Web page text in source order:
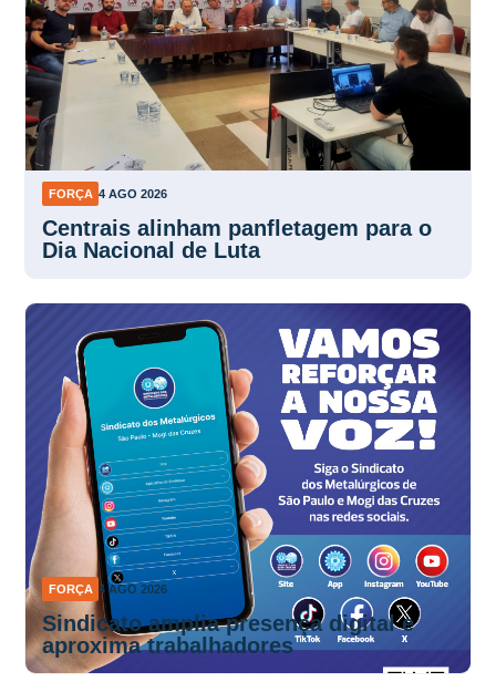
FORÇA 4 AGO 2026
Centrais alinham panfletagem para o
Dia Nacional de Luta
4 AGO 2026
Sindicato amplia presença digital e
aproxima trabalhadores